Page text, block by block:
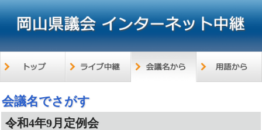
会議名でさがす
令和4年9月定例会